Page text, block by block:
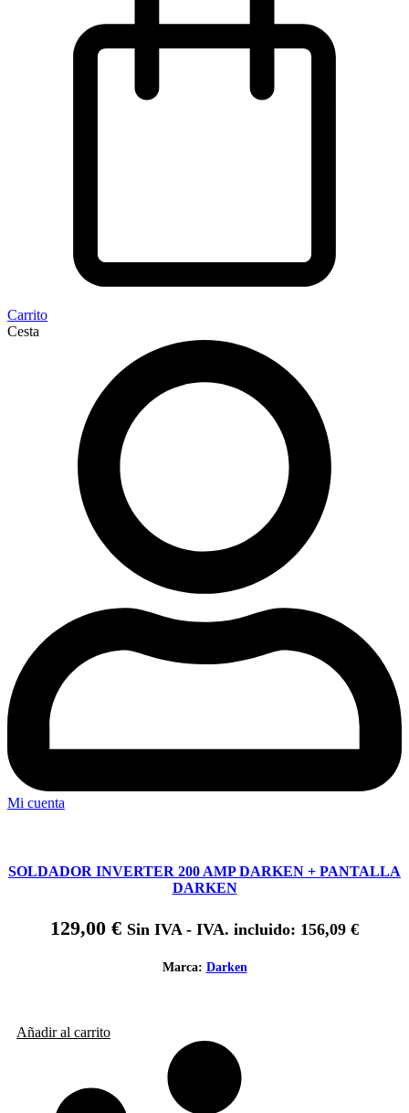
Carrito
Cesta
Mi cuenta
SOLDADOR INVERTER 200 AMP DARKEN + PANTALLA
DARKEN
129,00 € Sin IVA - IVA. incluido: 156,09 €
Marca: Darken
Añadir al carrito